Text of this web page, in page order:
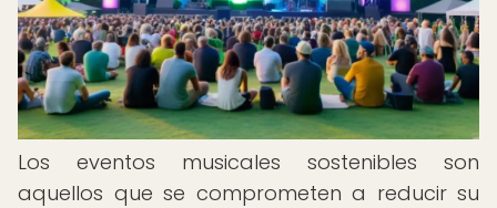
Los eventos musicales sostenibles son
aquellos que se comprometen a reducir su